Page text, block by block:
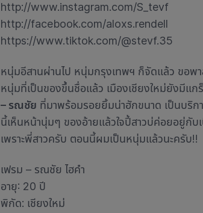
http://www.instagram.com/S_tevf
http://facebook.com/aloxs.rendell
https://www.tiktok.com/@stevf.35
หนุ่มอีสานผ่านไป หนุ่มกรุงเทพฯ ก็จัดแล้ว ขอพ
หนุ่มที่เป็นของขึ้นชื่อแล้ว เมืองเชียงใหม่ยังมีแ
– รณชัย ที่มาพร้อมรอยยิ้มน่าฮักขนาด เป็นบริก
นี้เห็นหน้านุ่มๆ ของอ้ายแล้วใจปี้สาวบ่ค่อยอยู่กับเ
เพราะพี่สาวครับ ตอนนี้ผมเป็นหนุ่มแล้วนะครับ!!
เฟรม – รณชัย ไฮคำ
อายุ: 20 ปี
พิกัด: เชียงใหม่